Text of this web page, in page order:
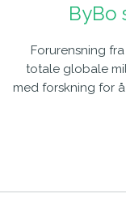
ByBo
Forurensning
totale globale
med forskning for